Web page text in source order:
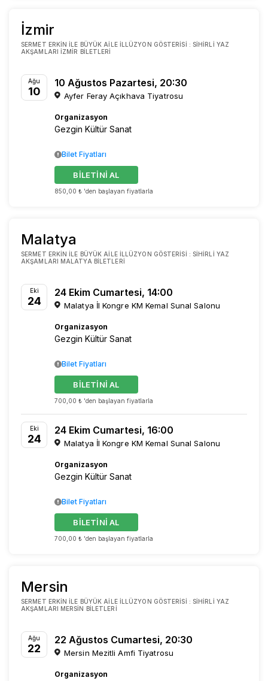
İzmir
SERMET ERKIN ILE BÜYÜK AILE İLLÜZYON GÖSTERISI : SIHIRLI YAZ
AKŞAMLARI İZMIR BILETLERI
Ağu
10
10 Ağustos Pazartesi, 20:30
Ayfer Feray Açıkhava Tiyatrosu
Organizasyon
Gezgin Kültür Sanat
850,00 ₺ 'den başlayan fiyatlarla
BİLETİNİ AL
Bilet Fiyatları
Malatya
SERMET ERKIN ILE BÜYÜK AILE İLLÜZYON GÖSTERISI : SIHIRLI YAZ
AKŞAMLARI MALATYA BILETLERI
Eki
24
24 Ekim Cumartesi, 14:00
Malatya İl Kongre KM Kemal Sunal Salonu
Organizasyon
Gezgin Kültür Sanat
700,00 ₺ 'den başlayan fiyatlarla
BİLETİNİ AL
Bilet Fiyatları
Eki
24
24 Ekim Cumartesi, 16:00
Malatya İl Kongre KM Kemal Sunal Salonu
Organizasyon
Gezgin Kültür Sanat
700,00 ₺ 'den başlayan fiyatlarla
BİLETİNİ AL
Bilet Fiyatları
Mersin
SERMET ERKIN ILE BÜYÜK AILE İLLÜZYON GÖSTERISI : SIHIRLI YAZ
AKŞAMLARI MERSIN BILETLERI
Ağu
22
22 Ağustos Cumartesi, 20:30
Mersin Mezitli Amfi Tiyatrosu
Organizasyon